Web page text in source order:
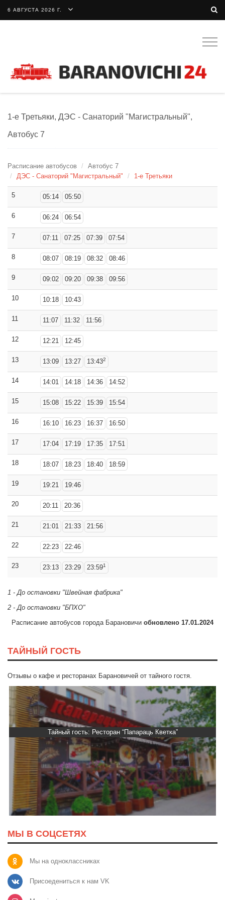
6 АВГУСТА 2026 Г.
1-е Третьяки, ДЭС - Санаторий "Магистральный",
Автобус 7
Расписание автобусов
Автобус 7
ДЭС - Санаторий "Магистральный"
1-е Третьяки
5 05:14 05:50
6 06:24 06:54
7 07:11 07:25 07:39 07:54
8 08:07 08:19 08:32 08:46
9 09:02 09:20 09:38 09:56
10 10:18 10:43
11 11:07 11:32 11:56
12 12:21 12:45
13 13:09 13:27 13:432
14 14:01 14:18 14:36 14:52
15 15:08 15:22 15:39 15:54
16 16:10 16:23 16:37 16:50
17 17:04 17:19 17:35 17:51
18 18:07 18:23 18:40 18:59
19 19:21 19:46
20 20:11 20:36
21 21:01 21:33 21:56
22 22:23 22:46
23 23:13 23:29 23:591
1 - До остановки "Швейная фабрика"
2 - До остановки "БПХО"
Расписание автобусов города Барановичи обновлено 17.01.2024
ТАЙНЫЙ ГОСТЬ
Отзывы о кафе и ресторанах Барановичей от тайного гостя.
Тайный гость: Ресторан “Папараць Кветка”
МЫ В СОЦСЕТЯХ
Мы на одноклассниках
Присоедениться к нам VK